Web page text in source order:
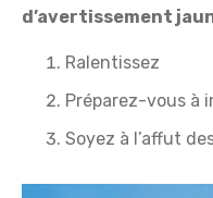
d’avertissement
Ralentissez
Préparez-vous à
Soyez à l’affut